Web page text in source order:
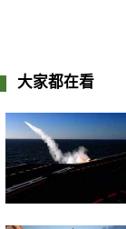
大家都在看